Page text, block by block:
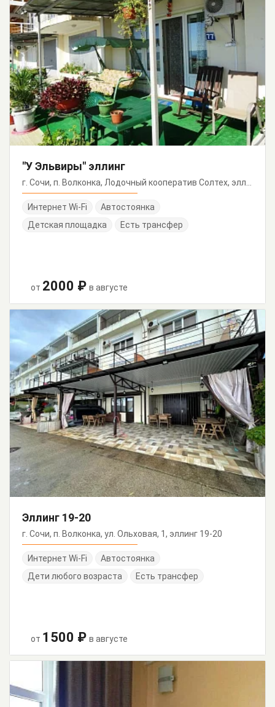
"У Эльвиры" эллинг
Интернет Wi-Fi
Автостоянка
Детская площадка
Есть трансфер
от 2000 ₽ в августе
Эллинг 19-20
г. Сочи, п. Волконка, ул. Ольховая, 1, эллинг 19-20
Интернет Wi-Fi
Автостоянка
Дети любого возраста
Есть трансфер
от 1500 ₽ в августе